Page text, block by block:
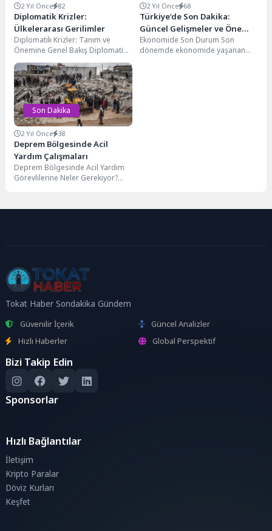
2 Yıl Önce 82
Diplomatik Krizler:
Ülkelerarası Gerilimler
Diplomatik Krizler: Tanım ve
Önemine Genel Bakış Diplomatik
krizler: ülkeler arasında meydana
gelen, genellikle siyasi,...
2 Yıl Önce 68
Türkiye’de Son Dakika:
Güncel Gelişmeler ve Öne
Çıkan Haberler
Ekonomide Son Durum Son
dönemde ekonomide yaşanan
Son Dakika
2 Yıl Önce 38
Deprem Bölgesinde Acil
Yardım Çalışmaları
Deprem Bölgesinde Acil Yardım
Görevlilerine Neler Gerekiyor?
belirli...
Tokat Haber Sondakika Gündem
Güvenilir İçerik
Güncel Analizler
Hızlı Haberler
Global Perspektif
Bizi Takip Edin
Sponsorlar
Hızlı Bağlantılar
İletişim
Kripto Paralar
Döviz Kurları
Keşfet